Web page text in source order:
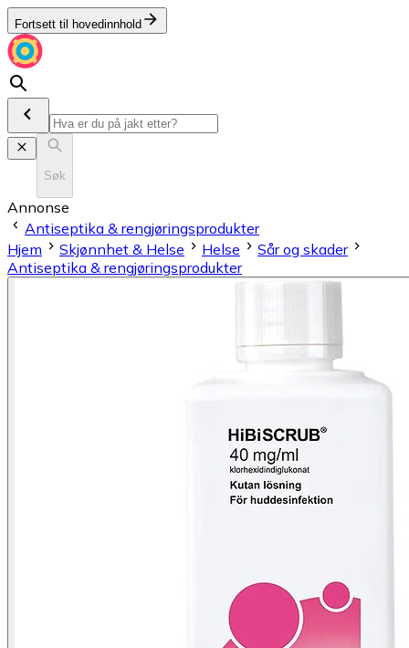
Fortsett til hovedinnhold
Søk
Annonse
Antiseptika & rengjøringsprodukter
Hjem
Skjønnhet & Helse Helse
Sår og skader
Antiseptika & rengjøringsprodukter